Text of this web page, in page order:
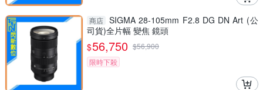
商店 SIGMA 28-105mm F2.8 DG DN Art (公
司貨)全片幅 變焦 鏡頭
$56,750 $56,900
限時下殺